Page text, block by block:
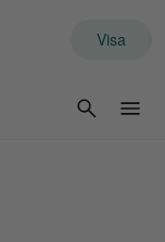
Visa